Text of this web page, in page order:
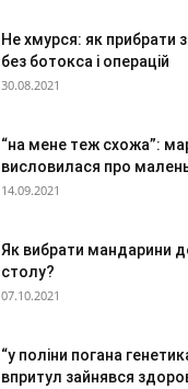
Не хмурся: як прибрати
без ботокса і операцій
30.08.2021
“на мене теж схожа”:
висловилася про
14.09.2021
Як вибрати мандарини
столу?
07.10.2021
“у поліни погана
впритул зайнявся